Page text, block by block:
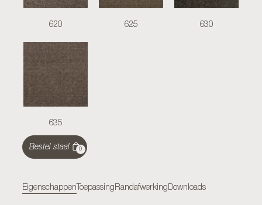
620 625 630
635
Bestel staal 0
Eigenschappen Toepassing Randafwerking Downloads